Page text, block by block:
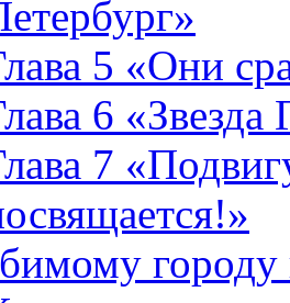
5 «Они
6 «Звезда
7
городу